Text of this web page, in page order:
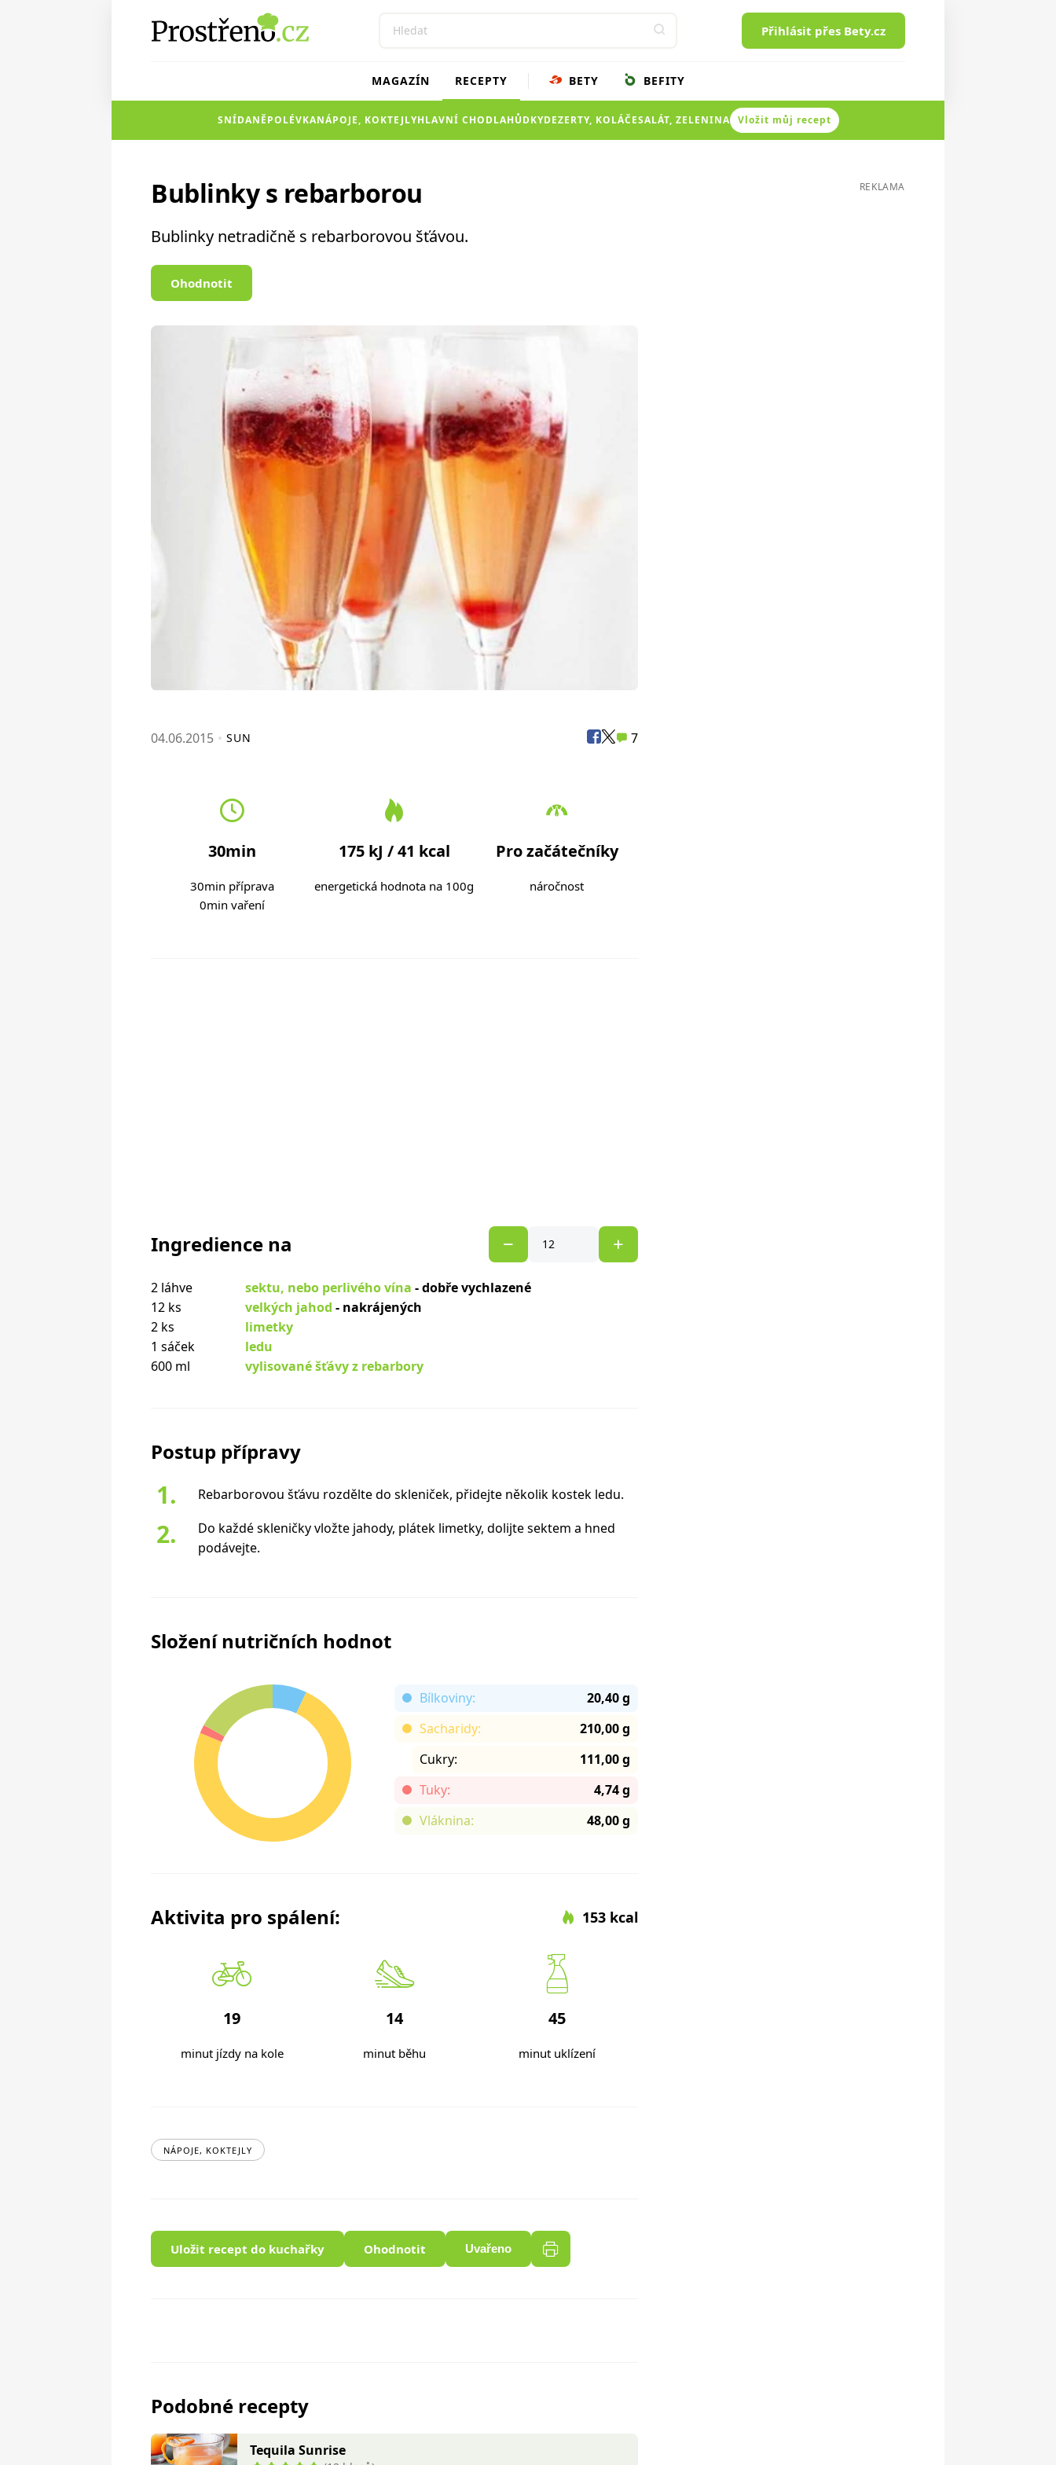
Přihlásit přes Bety.cz
MAGAZÍN RECEPTY BETY BEFITY
SNÍDANĚPOLÉVKANÁPOJE, KOKTEJLYHLAVNÍ CHODLAHŮDKYDEZERTY, KOLÁČESALÁT, ZELENINA Vložit můj recept
Bublinky s rebarborou
Bublinky netradičně s rebarborovou šťávou.
Ohodnotit
04.06.2015 SUN 7
30min
30min příprava
0min vaření
175 kJ / 41 kcal
energetická hodnota na 100g
Pro začátečníky
náročnost
Ingredience na
2 láhve sektu, nebo perlivého vína - dobře vychlazené
12 ks
velkých jahod - nakrájených
2 ks
limetky
1 sáček
ledu
600 ml
vylisované šťávy z rebarbory
Postup přípravy
Rebarborovou šťávu rozdělte do skleniček, přidejte několik kostek ledu.
Do každé skleničky vložte jahody, plátek limetky, dolijte sektem a hned
podávejte.
Složení nutričních hodnot
Bílkoviny:
20,40 g
Sacharidy:
210,00 g
Cukry:
111,00 g
Tuky:
4,74 g
Vláknina:
48,00 g
Aktivita pro spálení: 153 kcal
19
minut jízdy na kole
14
minut běhu
45
minut uklízení
NÁPOJE, KOKTEJLY
Uložit recept do kuchařky Ohodnotit Uvařeno
Podobné recepty
Tequila Sunrise
REKLAMA